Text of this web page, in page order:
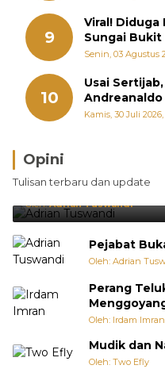
9
Viral!
Sungai Bukit
Warga
Senin, 03 Agustus
10
Usai
Mamak
Kamis, 30 Juli
Opini
Tulisan terbaru dan update
Brasil Lebih
Punya Cara Membuat
Oleh:Adrian Tuswandi
Pejabat
Oleh: Adrian
Perang
Oleh: Irdam Imran
Mudik dan
Oleh: Two Efly